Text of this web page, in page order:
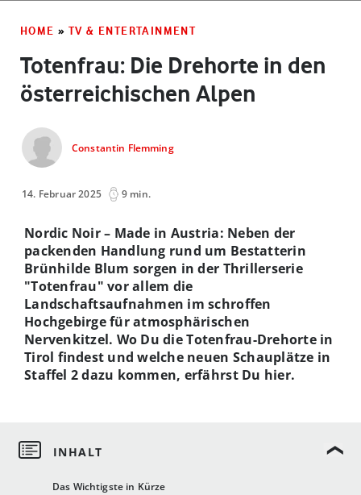
HOME » TV & ENTERTAINMENT
Totenfrau: Die Drehorte in den
österreichischen Alpen
Constantin Flemming
14. Februar 2025 9 min.
Das Wichtigste in Kürze
Nordic Noir – Made in Austria: Neben der
packenden Handlung rund um Bestatterin
Brünhilde Blum sorgen in der Thrillerserie
"Totenfrau" vor allem die
Landschaftsaufnahmen im schroffen
Hochgebirge für atmosphärischen
Nervenkitzel. Wo Du die Totenfrau-Drehorte in
Tirol findest und welche neuen Schauplätze in
Staffel 2 dazu kommen, erfährst Du hier.